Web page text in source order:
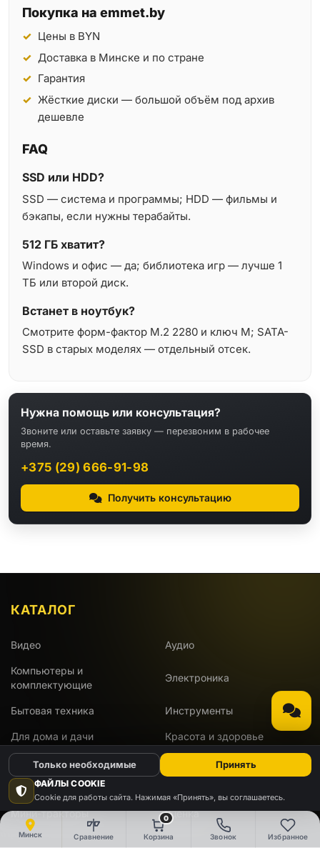
Минск Сравнение
0
Корзина Звонок Избранное
Покупка на emmet.by
Цены в BYN
Доставка в Минске и по стране
Гарантия
Жёсткие диски — большой объём под архив
дешевле
FAQ
SSD или HDD?
SSD — система и программы; HDD — фильмы и
бэкапы, если нужны терабайты.
512 ГБ хватит?
Windows и офис — да; библиотека игр — лучше 1
ТБ или второй диск.
Встанет в ноутбук?
Смотрите форм-фактор M.2 2280 и ключ M; SATA-
SSD в старых моделях — отдельный отсек.
Нужна помощь или консультация?
Звоните или оставьте заявку — перезвоним в рабочее
время.
+375 (29) 666-91-98
Получить консультацию
КАТАЛОГ
Видео Аудио
Компьютеры и
комплектующие
Электроника
Бытовая техника Инструменты
Для дома и дачи Красота и здоровье
Развлечения Работа и офис
Авто и мото
Мини-тракторы Уценка
ФАЙЛЫ COOKIE
Cookie для работы сайта. Нажимая «Принять», вы соглашаетесь.
Только необходимые Принять